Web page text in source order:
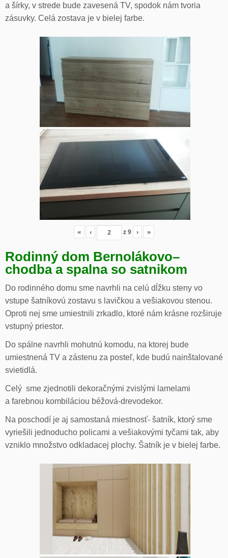
a šírky, v strede bude zavesená TV, spodok nám tvoria
zásuvky. Celá zostava je v bielej farbe.
« ‹ z9 › »
Rodinný dom Bernolákovo–
chodba a spalna so satnikom
Do rodinného domu sme navrhli na celú dĺžku steny vo
vstupe šatníkovú zostavu s lavičkou a vešiakovou stenou.
Oproti nej sme umiestnili zrkadlo, ktoré nám krásne rozširuje
vstupný priestor.
Do spálne navrhli mohutnú komodu, na ktorej bude
umiestnená TV a zástenu za posteľ, kde budú nainštalované
svietidlá.
Celý sme zjednotili dekoračnými zvislými lamelami
a farebnou kombiláciou béžová-drevodekor.
Na poschodí je aj samostaná miestnosť- šatník, ktorý sme
vyriešili jednoducho policami a vešiakovými tyčami tak, aby
vzniklo množstvo odkladacej plochy. Šatník je v bielej farbe.